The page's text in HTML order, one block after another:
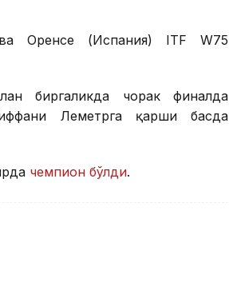
Оренсе (Испания) ITF W75
биргаликда чорак финалда
Леметрга қарши баҳсда
чемпион бўлди.